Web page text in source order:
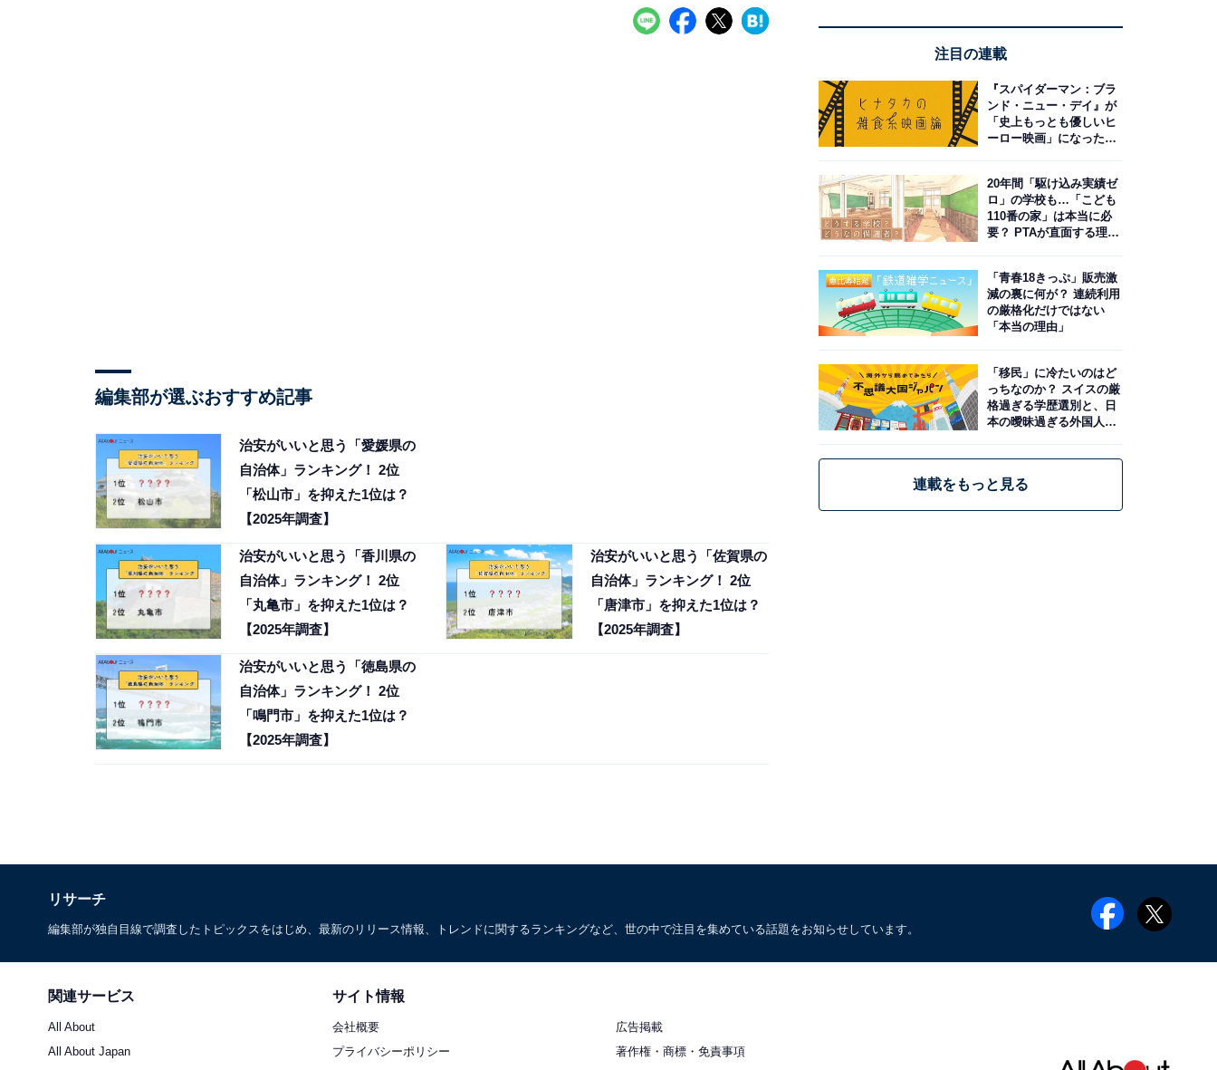
編集部が選ぶおすすめ記事
治安がいいと思う「愛媛県の
自治体」ランキング！ 2位
「松山市」を抑えた1位は？
【2025年調査】
治安がいいと思う「香川県の
自治体」ランキング！ 2位
「丸亀市」を抑えた1位は？
【2025年調査】
治安がいいと思う「佐賀県の
自治体」ランキング！ 2位
「唐津市」を抑えた1位は？
【2025年調査】
治安がいいと思う「徳島県の
自治体」ランキング！ 2位
「鳴門市」を抑えた1位は？
【2025年調査】
注目の連載
『スパイダーマン：ブラ
ンド・ニュー・デイ』が
「史上もっとも優しいヒ
ーロー映画」になった理
20年間「駆け込み実績ゼ
ロ」の学校も…「こども
110番の家」は本当に必
要？ PTAが直面する理想
「青春18きっぷ」販売激
減の裏に何が？ 連続利用
の厳格化だけではない
「本当の理由」
「移民」に冷たいのはど
っちなのか？ スイスの厳
格過ぎる学歴選別と、日
本の曖昧過ぎる外国人政
連載をもっと見る
リサーチ
編集部が独自目線で調査したトピックスをはじめ、最新のリリース情報、トレンドに関するランキングなど、世の中で注目を集めている話題をお知らせしています。
関連サービス
All About
All About Japan
サイト情報
会社概要
広告掲載
プライバシーポリシー
著作権・商標・免責事項